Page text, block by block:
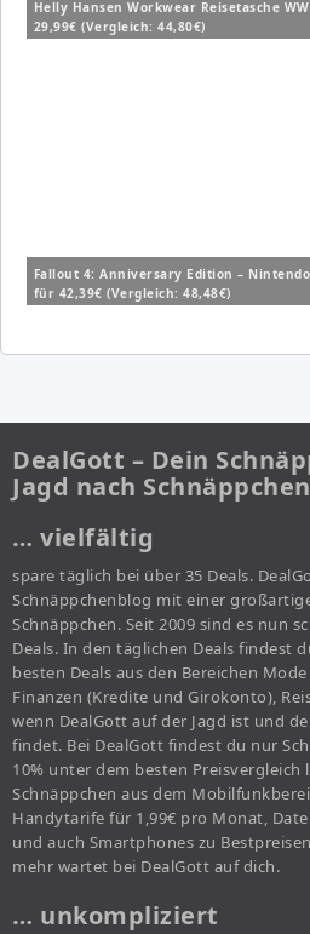
Helly Hansen Workwear Reisetasche
29,99€ (Vergleich: 44,80€)
Fallout 4: Anniversary Edition –
für 42,39€ (Vergleich: 48,48€)
DealGott – Dein
Jagd nach
… vielfältig
spare täglich bei über 35 Deals.
Schnäppchenblog mit einer
Schnäppchen. Seit 2009 sind es nun
Deals. In den täglichen Deals findest
besten Deals aus den Bereichen
Finanzen (Kredite und Girokonto),
wenn DealGott auf der Jagd ist und
findet. Bei DealGott findest du nur
10% unter dem besten
Schnäppchen aus dem
Handytarife für 1,99€ pro Monat,
und auch Smartphones zu
mehr wartet bei DealGott auf dich.
… unkompliziert